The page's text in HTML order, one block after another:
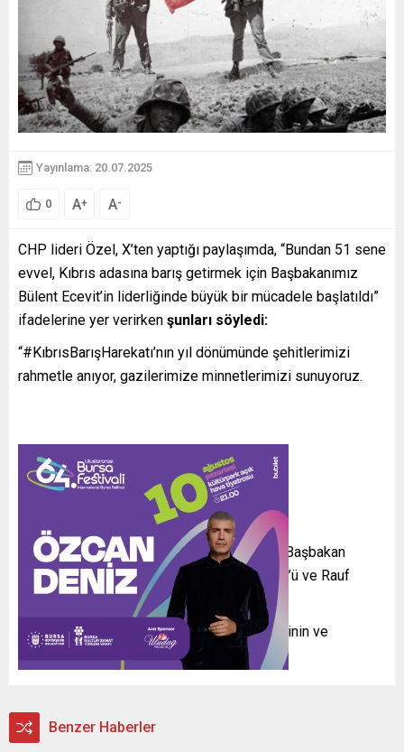
Yayınlama: 20.07.2025
0 A+ A-
CHP lideri Özel, X’ten yaptığı paylaşımda, “Bundan 51 sene
evvel, Kıbrıs adasına barış getirmek için Başbakanımız
Bülent Ecevit’in liderliğinde büyük bir mücadele başlatıldı”
ifadelerine yer verirken şunları söyledi:
“#KıbrısBarışHarekatı’nın yıl dönümünde şehitlerimizi
rahmetle anıyor, gazilerimize minnetlerimizi sunuyoruz.
3’üncü Genel Başkanımız Ecevit ile birlikte Başbakan
Yardımcısı Necmettin Erbakan’ı, Fazıl Küçük’ü ve Rauf
Denktaş’ı saygıyla yad ediyoruz.
Partimiz, Kıbrıs Türklerinin haklı mücadelesinin ve
kardeşliğinin daima yanında olacak.”
Benzer Haberler